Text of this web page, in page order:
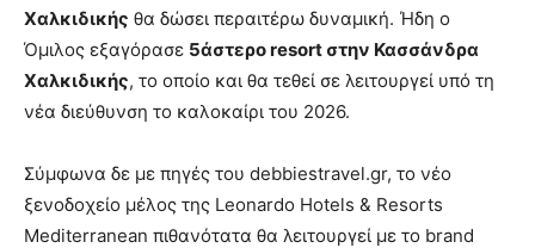
Χαλκιδικής θα δώσει περαιτέρω δυναμική. Ήδη ο
Όμιλος εξαγόρασε 5άστεροresort στην Κασσάνδρα
Χαλκιδικής, το οποίο και θα τεθεί σε λειτουργεί υπό τη
νέα διεύθυνση το καλοκαίρι του 2026.
Σύμφωνα δε με πηγές του debbiestravel.gr, το νέο
ξενοδοχείο μέλος της Leonardo Hotels & Resorts
Mediterranean πιθανότατα θα λειτουργεί με το brand